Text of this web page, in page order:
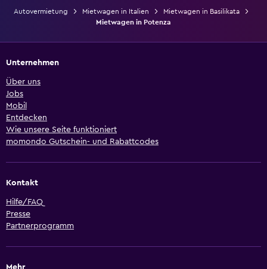
Autovermietung Mietwagen in Italien
Mietwagen in Basilikata
Mietwagen in Potenza
Unternehmen
Über uns
Jobs
Mobil
Entdecken
Wie unsere Seite funktioniert
momondo Gutschein- und Rabattcodes
Kontakt
Hilfe/FAQ
Presse
Partnerprogramm